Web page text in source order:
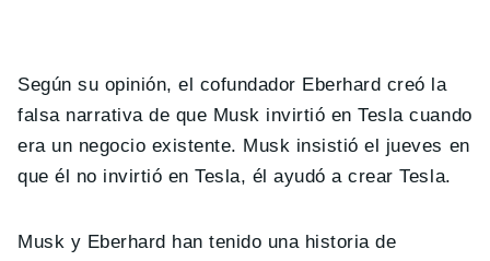
Según su opinión, el cofundador Eberhard creó la
falsa narrativa de que Musk invirtió en Tesla cuando
era un negocio existente. Musk insistió el jueves en
que él no invirtió en Tesla, él ayudó a crear Tesla.
Musk y Eberhard han tenido una historia de